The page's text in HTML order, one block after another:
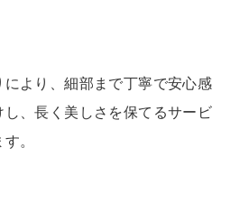
により、細部まで丁寧で安心感
、長く美しさを保てるサービ
。